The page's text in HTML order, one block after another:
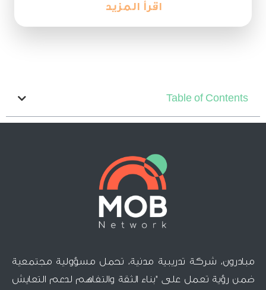
اقرأ المزيد
Table of Contents
مبادرون، شركة تدريبية مدنية، تحمل مسؤولية مجتمعية
ضمن رؤية تعمل على "بناء الثقة والتفاهم لدعم التعايش